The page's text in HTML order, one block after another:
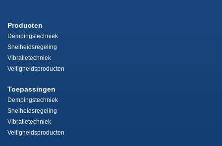
Producten
Dempingstechniek
Snelheidsregeling
Vibratietechniek
Veiligheidsproducten
Toepassingen
Dempingstechniek
Snelheidsregeling
Vibratietechniek
Veiligheidsproducten